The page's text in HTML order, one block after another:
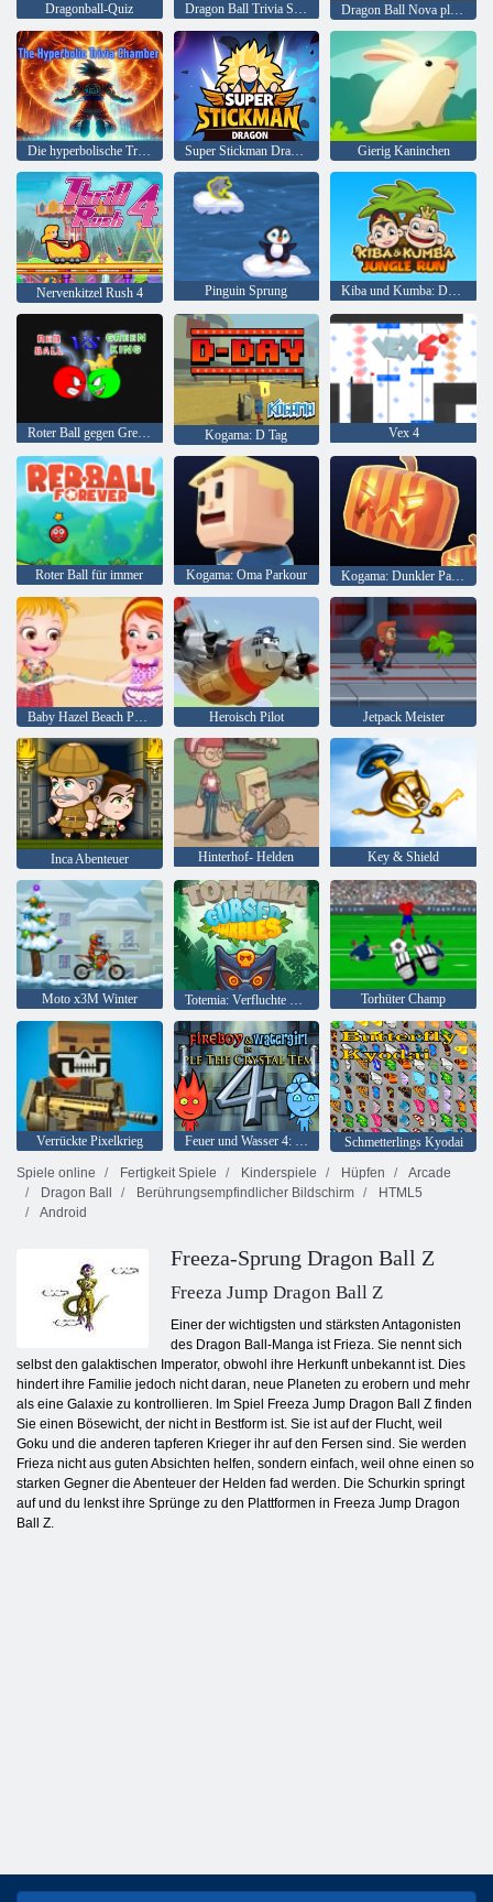
Dragonball-Quiz Dragon Ball Trivia Showdown Dragon Ball Nova platzte
Die hyperbolische Trivia -Kammer Super Stickman Dragon Gierig Kaninchen
Nervenkitzel Rush 4 Pinguin Sprung Kiba und Kumba: Dschungellauf
Roter Ball gegen Green King Kogama: D Tag Vex 4
Roter Ball für immer Kogama: Oma Parkour Kogama: Dunkler Parkour
Baby Hazel Beach Party Heroisch Pilot Jetpack Meister
Inca Abenteuer Hinterhof- Helden Key & Shield
Moto x3M Winter Totemia: Verfluchte Murmeln Torhüter Champ
Verrückte Pixelkrieg Feuer und Wasser 4: Kristalltempel
Schmetterlings Kyodai
Spiele online
Fertigkeit Spiele Kinderspiele Hüpfen
Arcade
Dragon Ball
Berührungsempfindlicher Bildschirm
HTML5
Android
Freeza-Sprung Dragon Ball Z
Freeza Jump Dragon Ball Z
Einer der wichtigsten und stärksten Antagonisten
des Dragon Ball-Manga ist Frieza. Sie nennt sich
selbst den galaktischen Imperator, obwohl ihre Herkunft unbekannt ist. Dies
hindert ihre Familie jedoch nicht daran, neue Planeten zu erobern und mehr
als eine Galaxie zu kontrollieren. Im Spiel Freeza Jump Dragon Ball Z finden
Sie einen Bösewicht, der nicht in Bestform ist. Sie ist auf der Flucht, weil
Goku und die anderen tapferen Krieger ihr auf den Fersen sind. Sie werden
Frieza nicht aus guten Absichten helfen, sondern einfach, weil ohne einen so
starken Gegner die Abenteuer der Helden fad werden. Die Schurkin springt
auf und du lenkst ihre Sprünge zu den Plattformen in Freeza Jump Dragon
Ball Z.